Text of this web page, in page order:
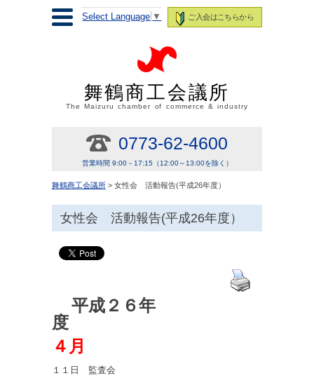
ご入会はこちらから
Select Language ▼
舞鶴商工会議所
The Maizuru chamber of commerce & industry
0773-62-4600
営業時間 9:00－17:15（12:00～13:00を除く）
舞鶴商工会議所 > 女性会 活動報告(平成26年度）
女性会 活動報告(平成26年度）
平成２６年
度
４月
１１日 監査会